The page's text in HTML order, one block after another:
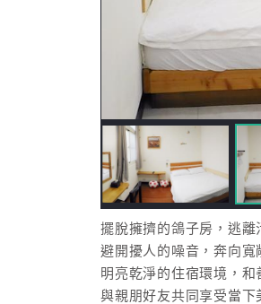
擺脫擁擠的鴿子房，逃離
避開擾人的噪音，奔向寬
明亮乾淨的住宿環境，和
與親朋好友共同享受當下